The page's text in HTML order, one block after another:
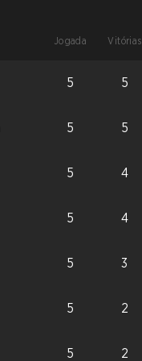
Jogada Vitórias
5 5
5 5
5 4
5 4
5 3
5 2
5 2